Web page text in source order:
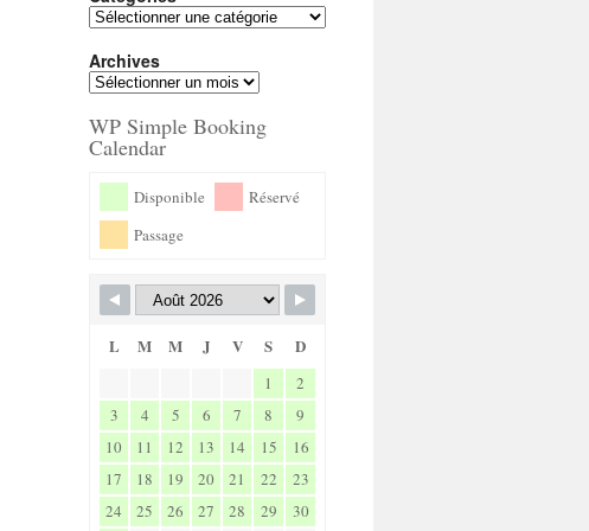
Archives
WP Simple Booking
Calendar
Disponible
Réservé
Passage
L M M J V S D
1
2
3
4 5 6 7 8
9
10
11 12 13 14 15
16
17
18 19 20 21 22
23
24
25 26 27 28 29 30